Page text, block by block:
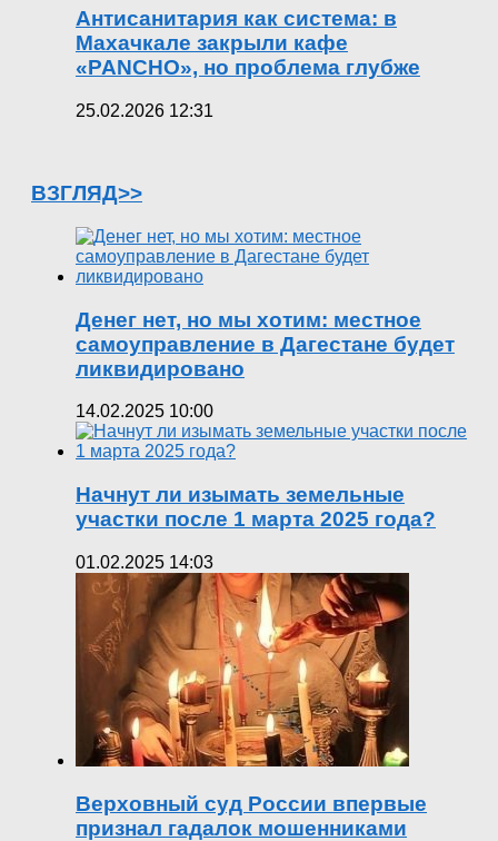
Антисанитария как система: в
Махачкале закрыли кафе
«PANCHO», но проблема глубже
25.02.2026 12:31
ВЗГЛЯД>>
Денег нет, но мы хотим: местное
самоуправление в Дагестане будет
ликвидировано
14.02.2025 10:00
Начнут ли изымать земельные
участки после 1 марта 2025 года?
01.02.2025 14:03
Верховный суд России впервые
признал гадалок мошенниками